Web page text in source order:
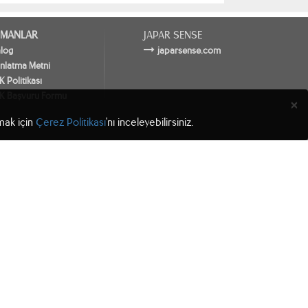
Metni
Politikası
JAPAR SENSE
japarsense.com
×
için Çerez Politikası'nı inceleyebilirsiniz.